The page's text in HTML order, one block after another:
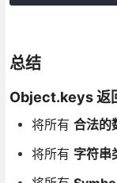
总结
Object.keys 返
将所有 合法的
将所有 字符串